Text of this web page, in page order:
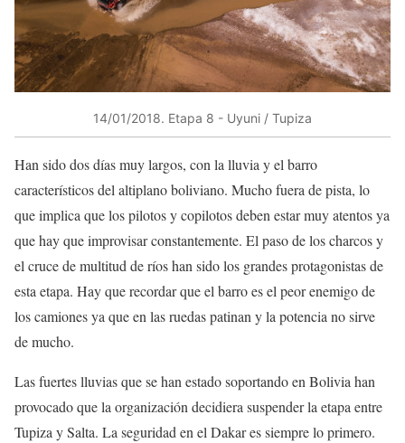
14/01/2018​. Etapa 8 ​- Uyuni / Tupiza​
Han sido dos días muy largos, con la lluvia y el barro
característicos del altiplano boliviano. Mucho fuera de pista, lo
que implica que los pilotos y copilotos deben estar muy atentos ya
que hay que improvisar constantemente. El paso de los charcos y
el cruce de multitud de ríos han sido los grandes protagonistas de
esta etapa. Hay que recordar que el barro es el peor enemigo de
los camiones ya que en las ruedas patinan y la potencia no sirve
de mucho.
Las fuertes lluvias que se han estado soportando en Bolivia han
provocado que la organización decidiera suspender la etapa entre
Tupiza y Salta. La seguridad en el Dakar es siempre lo primero.